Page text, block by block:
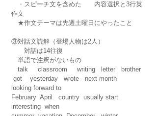
・スピーチ文を含めた　　内容選択と3行英
作文
★作文テーマは先週土曜日にやったこと
③対話文読解（登場人物は2人）
対話は14往復
単語で注釈がないもの
talk     classroom     writing   letter   brother
looking forward to
February  April   country  usually start
interesting  when